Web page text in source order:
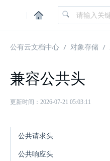
|
公有云文档中心 对象存储
兼容公共头
更新时间：2026-07-21 05:03:11
公共请求头
公共响应头